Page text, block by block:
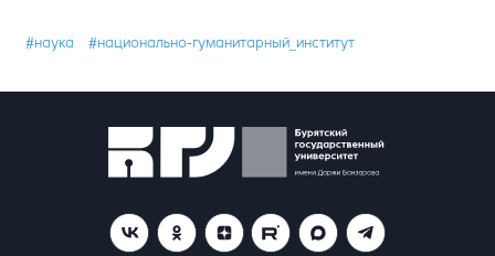
#наука #национально-гуманитарный_институт